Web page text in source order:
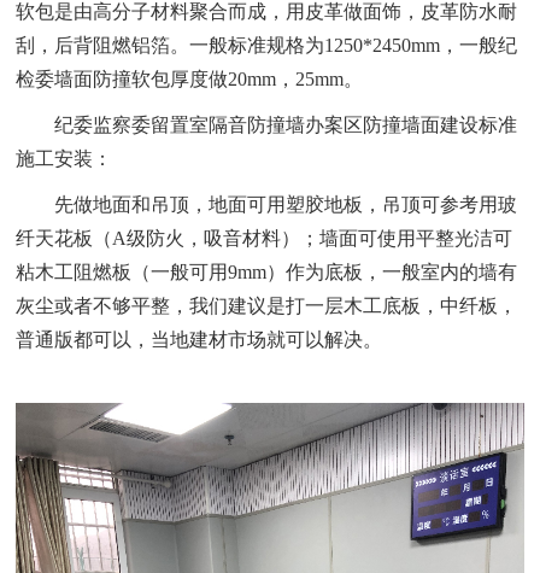
软包是由高分子材料聚合而成，用皮革做面饰，皮革防水耐
刮，后背阻燃铝箔。一般标准规格为1250*2450mm，一般纪
检委墙面防撞软包厚度做20mm，25mm。
纪委监察委留置室隔音防撞墙办案区防撞墙面建设标准
施工安装：
先做地面和吊顶，地面可用塑胶地板，吊顶可参考用玻
纤天花板（A级防火，吸音材料）；墙面可使用平整光洁可
粘木工阻燃板（一般可用9mm）作为底板，一般室内的墙有
灰尘或者不够平整，我们建议是打一层木工底板，中纤板，
普通版都可以，当地建材市场就可以解决。